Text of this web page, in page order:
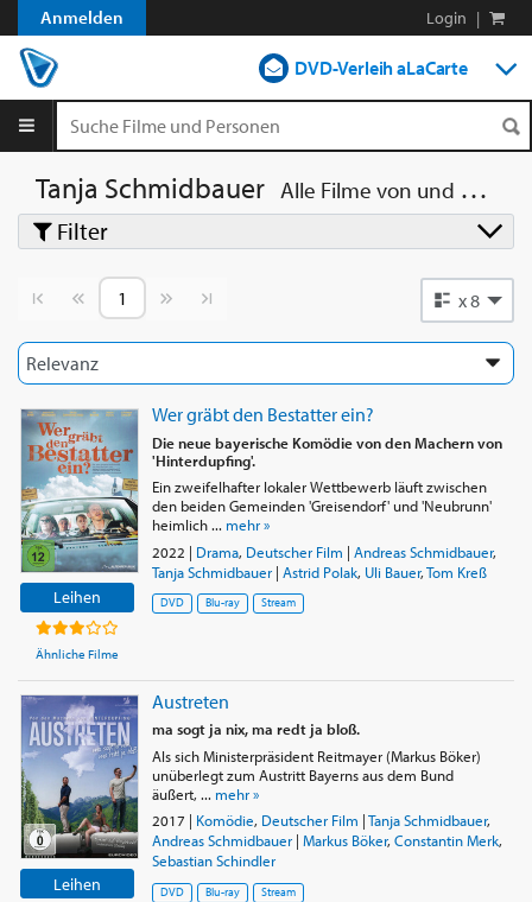
Anmelden Login |
DVD-Verleih aLaCarte
Tanja Schmidbauer Alle Filme von und mit
Vorherige SeiteNächste Seite x 8
Leihen
Ähnliche Filme
Wer gräbt den Bestatter ein?
Die neue bayerische Komödie von den Machern von
'Hinterdupfing'.
Ein zweifelhafter lokaler Wettbewerb läuft zwischen
den beiden Gemeinden 'Greisendorf' und 'Neubrunn'
heimlich ... mehr »
2022 | Drama, Deutscher Film | Andreas Schmidbauer,
Tanja Schmidbauer| Astrid Polak, Uli Bauer,Tom Kreß
DVD Blu-ray Stream
Leihen
Austreten
ma sogt ja nix, ma redt ja bloß.
Als sich Ministerpräsident Reitmayer (Markus Böker)
unüberlegt zum Austritt Bayerns aus dem Bund
äußert, ... mehr »
2017 | Komödie, Deutscher Film |Tanja Schmidbauer,
Andreas Schmidbauer| Markus Böker, Constantin Merk,
Sebastian Schindler
DVD Blu-ray Stream
Filter